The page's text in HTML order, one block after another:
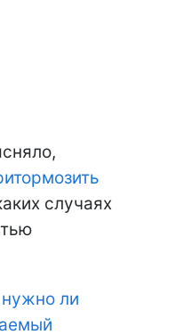
случаях
нужно ли